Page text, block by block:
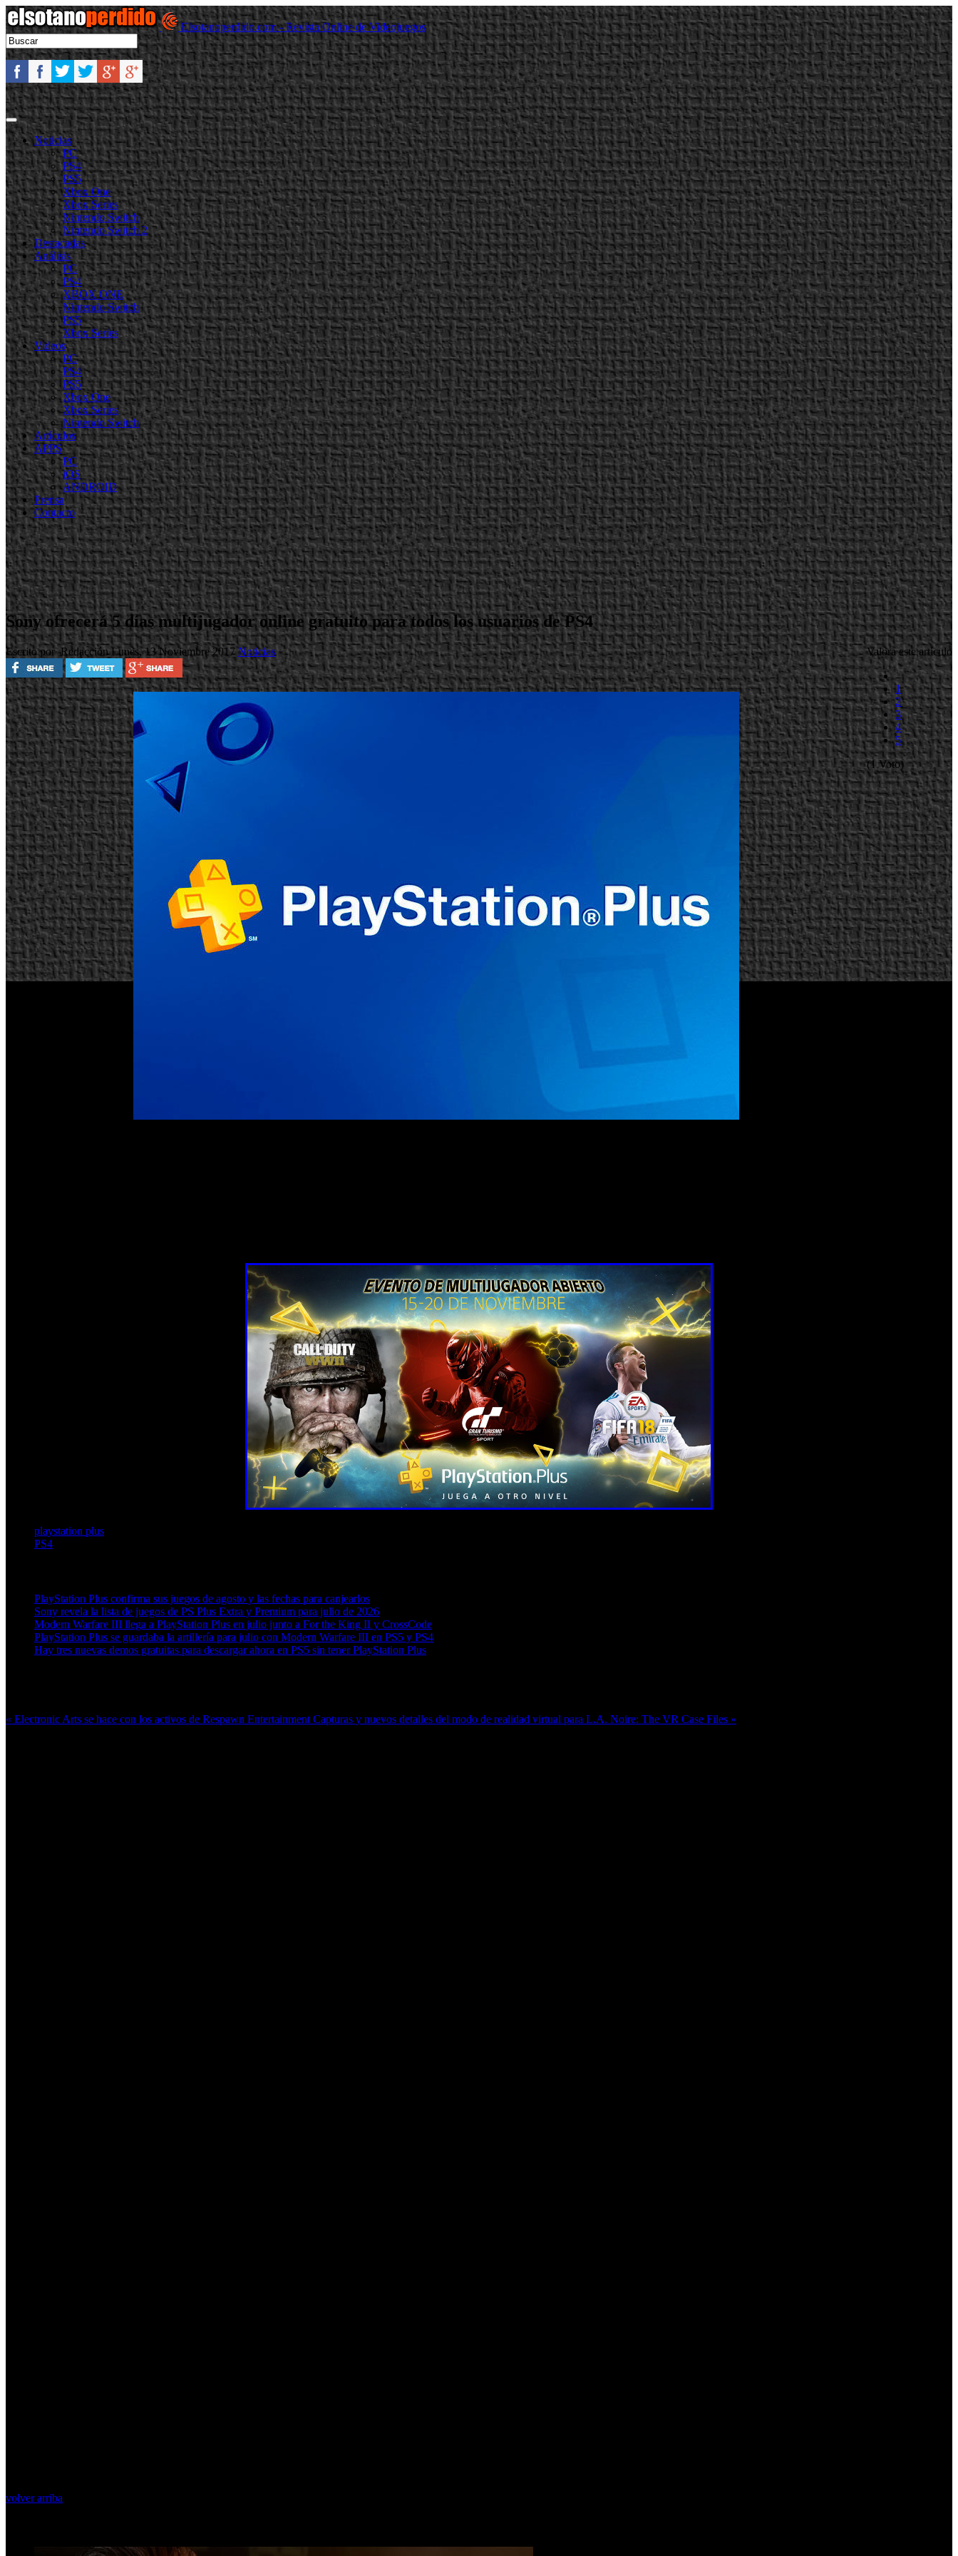
Elsotanoperdido.com - Revista Online de Videojuegos
Noticias
PC
PS4
PS5
Xbox One
Xbox Series
Nintendo Switch
Nintendo Switch 2
Destacadas
Análisis
PC
PS4
XBOX ONE
Nintendo Switch
PS5
Xbox Series
Videos
PC
PS4
PS5
Xbox One
Xbox Series
Nintendo Switch
Artículos
APPS
PC
iOS
ANDROID
Prensa
Contacto
Sony ofrecerá 5 días multijugador online gratuito para todos los usuarios de PS4
Escrito por RedacciónLunes, 13 Noviembre 2017Noticias Valora este artículo
1
2
3
4
5
(1 Voto)
playstation plus
PS4
PlayStation Plus confirma sus juegos de agosto y las fechas para canjearlos
Sony revela la lista de juegos de PS Plus Extra y Premium para julio de 2026
Modern Warfare III llega a PlayStation Plus en julio junto a For the King II y CrossCode
PlayStation Plus se guardaba la artillería para julio con Modern Warfare III en PS5 y PS4
Hay tres nuevas demos gratuitas para descargar ahora en PS5 sin tener PlayStation Plus
« Electronic Arts se hace con los activos de Respawn Entertainment Capturas y nuevos detalles del modo de realidad virtual para L.A. Noire: The VR Case Files »
volver arriba